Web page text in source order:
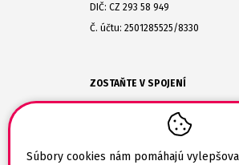
Súbory cookies nám pomáhajú
DIČ: CZ 293 58 949
Č. účtu: 2501285525/8330
ZOSTAŇTE V SPOJENÍ
obchod@tlaciarik.sk